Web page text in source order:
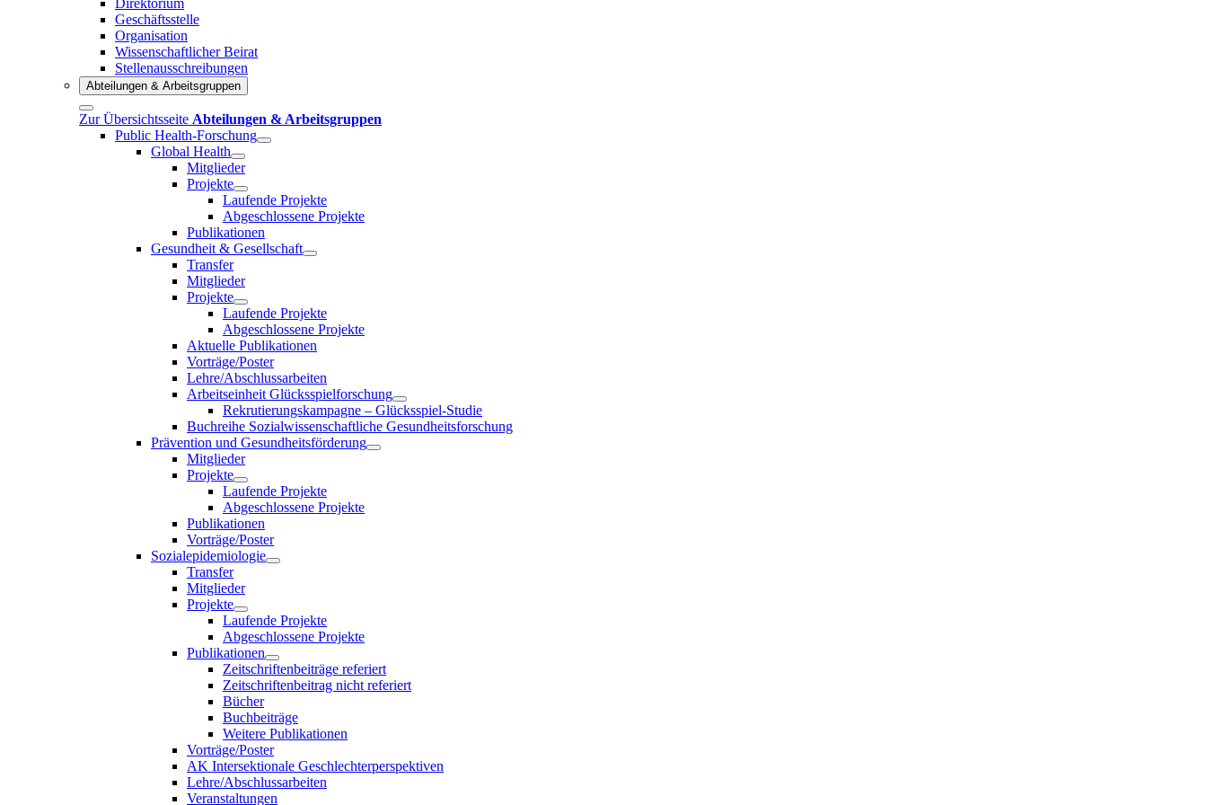
Geschäftsstelle
Organisation
Wissenschaftlicher Beirat
Stellenausschreibungen
Abteilungen & Arbeitsgruppen
Zur Übersichtsseite Abteilungen & Arbeitsgruppen
Public Health-Forschung
Global Health
Mitglieder
Projekte
Laufende Projekte
Abgeschlossene Projekte
Publikationen
Gesundheit & Gesellschaft
Transfer
Mitglieder
Projekte
Laufende Projekte
Abgeschlossene Projekte
Aktuelle Publikationen
Vorträge/Poster
Lehre/Abschlussarbeiten
Arbeitseinheit Glücksspielforschung
Rekrutierungskampagne – Glücksspiel-Studie
Buchreihe Sozialwissenschaftliche Gesundheitsforschung
Prävention und Gesundheitsförderung
Mitglieder
Projekte
Laufende Projekte
Abgeschlossene Projekte
Publikationen
Vorträge/Poster
Sozialepidemiologie
Transfer
Mitglieder
Projekte
Laufende Projekte
Abgeschlossene Projekte
Publikationen
Zeitschriftenbeiträge referiert
Zeitschriftenbeitrag nicht referiert
Bücher
Buchbeiträge
Weitere Publikationen
Vorträge/Poster
AK Intersektionale Geschlechterperspektiven
Lehre/Abschlussarbeiten
Veranstaltungen